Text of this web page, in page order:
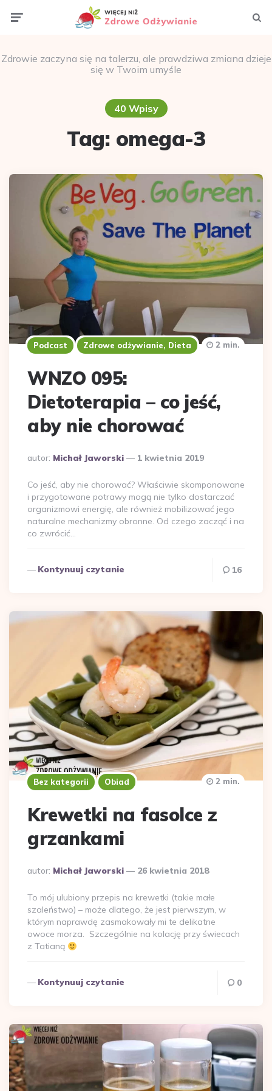
Zdrowie zaczyna się na talerzu, ale prawdziwa zmiana dzieje
się w Twoim umyśle
40 Wpisy
Tag: omega-3
Podcast Zdrowe odżywianie, Dieta
WNZO 095:
Dietoterapia – co jeść,
aby nie chorować
Dodane
autor: Michał Jaworski 1 kwietnia 2019
2 min.
Co jeść, aby nie chorować? Właściwie skomponowane
i przygotowane potrawy mogą nie tylko dostarczać
organizmowi energię, ale również mobilizować jego
naturalne mechanizmy obronne. Od czego zacząć i na
co zwrócić…
Kontynuuj czytanie 16
Bez kategorii Obiad
Krewetki na fasolce z
grzankami
Dodane
autor: Michał Jaworski 26 kwietnia 2018
2 min.
To mój ulubiony przepis na krewetki (takie małe
szaleństwo) – może dlatego, że jest pierwszym, w
którym naprawdę zasmakowały mi te delikatne
owoce morza. Szczególnie na kolację przy świecach
z Tatianą
Kontynuuj czytanie 0